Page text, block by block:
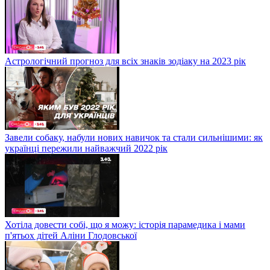
Астрологічний прогноз для всіх знаків зодіаку на 2023 рік
Завели собаку, набули нових навичок та стали сильнішими: як
українці пережили найважчий 2022 рік
Хотіла довести собі, що я можу: історія парамедика і мами
п'ятьох дітей Аліни Глодовської